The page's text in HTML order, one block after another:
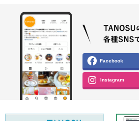
Facebook
Instagram